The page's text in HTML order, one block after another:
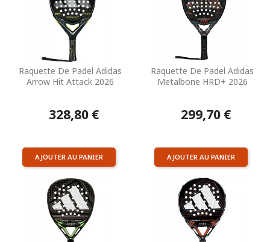
Raquette De Padel Adidas
Arrow Hit Attack 2026
328,80 €
AJOUTER AU PANIER
Raquette De Padel Adidas
Metalbone HRD+ 2026
299,70 €
AJOUTER AU PANIER